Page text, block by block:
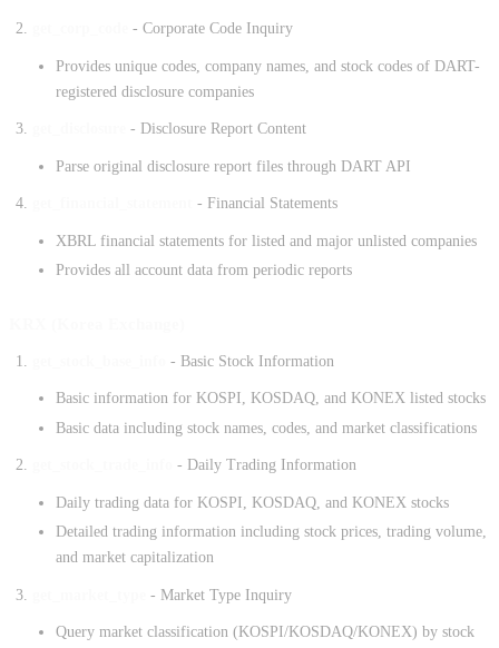
- Corporate Code Inquiry
Provides unique codes, company names, and stock codes of DART-
registered disclosure companies
- Disclosure Report Content
Parse original disclosure report files through DART API
- Financial Statements
XBRL financial statements for listed and major unlisted companies
Provides all account data from periodic reports
- Basic Stock Information
Basic information for KOSPI, KOSDAQ, and KONEX listed stocks
Basic data including stock names, codes, and market classifications
- Daily Trading Information
Daily trading data for KOSPI, KOSDAQ, and KONEX stocks
Detailed trading information including stock prices, trading volume,
and market capitalization
- Market Type Inquiry
Query market classification (KOSPI/KOSDAQ/KONEX) by stock